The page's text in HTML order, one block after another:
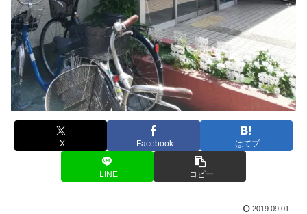
X Facebook はてブ
LINE コピー
2019.09.01